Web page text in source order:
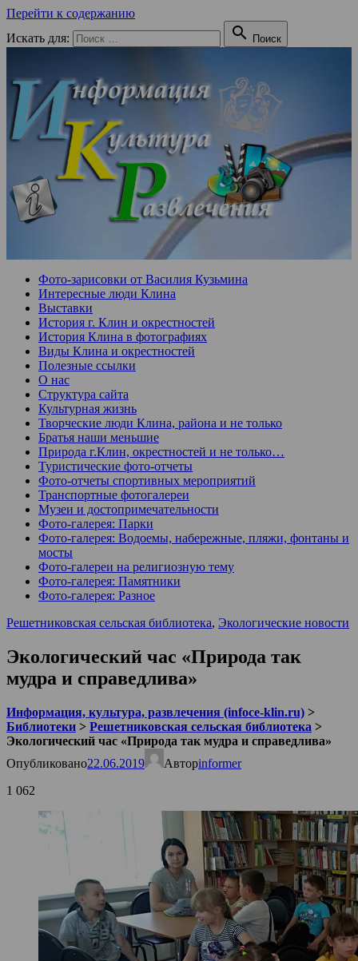
Перейти к содержанию
Искать для:
 Поиск
Фото-зарисовки от Василия Кузьмина
Интересные люди Клина
Выставки
История г. Клин и окрестностей
История Клина в фотографиях
Виды Клина и окрестностей
Полезные ссылки
О нас
Структура сайта
Культурная жизнь
Творческие люди Клина, района и не только
Братья наши меньшие
Природа г.Клин, окрестностей и не только…
Туристические фото-отчеты
Фото-отчеты спортивных мероприятий
Транспортные фотогалереи
Музеи и достопримечательности
Фото-галерея: Парки
Фото-галерея: Водоемы, набережные, пляжи, фонтаны и
мосты
Фото-галереи на религиозную тему
Фото-галерея: Памятники
Фото-галерея: Разное
Решетниковская сельская библиотека, Экологические новости
Экологический час «Природа так
мудра и справедлива»
Информация, культура, развлечения (infoce-klin.ru) >
Библиотеки > Решетниковская сельская библиотека >
Экологический час «Природа так мудра и справедлива»
Опубликовано22.06.2019 Авторinformer
1 062